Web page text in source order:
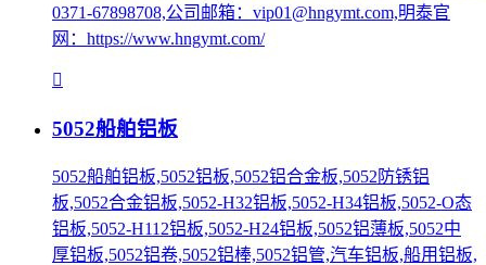
0371-67898708,公司邮箱：vip01@hngymt.com,明泰官
网：https://www.hngymt.com/
5052船舶铝板
5052船舶铝板,5052铝板,5052铝合金板,5052防锈铝
板,5052合金铝板,5052-H32铝板,5052-H34铝板,5052-O态
铝板,5052-H112铝板,5052-H24铝板,5052铝薄板,5052中
厚铝板,5052铝卷,5052铝棒,5052铝管,汽车铝板,船用铝板,